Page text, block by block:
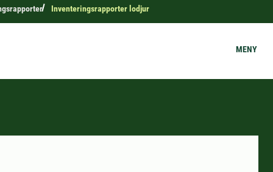
Inventeringsrapporter lodjur
MENY